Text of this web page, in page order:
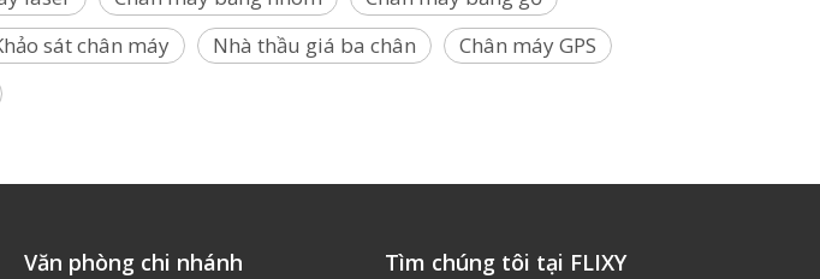
sát chân máy Nhà thầu giá ba chân
Chân máy GPS
Văn phòng chi nhánh Tìm chúng tôi tại FLIXY